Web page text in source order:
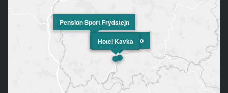
Apartment Neco
Hotel Kavka
Pension Sport Frydstejn